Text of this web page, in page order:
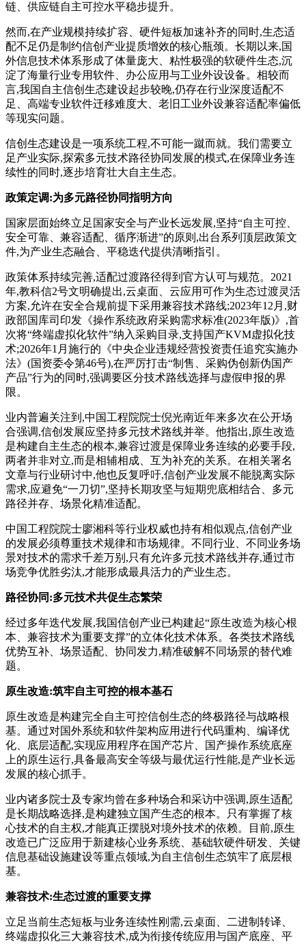
链、供应链自主可控水平稳步提升。
然而,在产业规模持续扩容、硬件短板加速补齐的同时,生态适
配不足仍是制约信创产业提质增效的核心瓶颈。长期以来,国
外信息技术体系形成了体量庞大、粘性极强的软硬件生态,沉
淀了海量行业专用软件、办公应用与工业外设设备。相较而
言,我国自主信创生态建设起步较晚,仍存在行业深度适配不
足、高端专业软件迁移难度大、老旧工业外设兼容适配率偏低
等现实问题。
信创生态建设是一项系统工程,不可能一蹴而就。我们需要立
足产业实际,探索多元技术路径协同发展的模式,在保障业务连
续性的同时,逐步培育壮大自主生态。
政策定调:为多元路径协同指明方向
国家层面始终立足国家安全与产业长远发展,坚持“自主可控、
安全可靠、兼容适配、循序渐进”的原则,出台系列顶层政策文
件,为产业生态融合、平稳迭代提供清晰指引。
政策体系持续完善,适配过渡路径得到官方认可与规范。2021
年,教科信2号文明确提出,云桌面、云应用可作为生态过渡灵活
方案,允许在安全合规前提下采用兼容技术路线;2023年12月,财
政部国库司印发《操作系统政府采购需求标准(2023年版)》,首
次将“终端虚拟化软件”纳入采购目录,支持国产KVM虚拟化技
术;2026年1月施行的《中央企业违规经营投资责任追究实施办
法》(国资委令第46号),在严厉打击“制售、采购伪创新伪国产
产品”行为的同时,强调要区分技术路线选择与虚假申报的界
限。
业内普遍关注到,中国工程院院士倪光南近年来多次在公开场
合强调,信创发展应坚持多元技术路线并举。他指出,原生改造
是构建自主生态的根本,兼容过渡是保障业务连续的必要手段,
两者并非对立,而是相辅相成、互为补充的关系。在相关署名
文章与行业研讨中,他也反复呼吁,信创产业发展不能脱离实际
需求,应避免“一刀切”,坚持长期攻坚与短期兜底相结合、多元
路径并存、场景化精准适配。
中国工程院院士廖湘科等行业权威也持有相似观点,信创产业
的发展必须尊重技术规律和市场规律。不同行业、不同业务场
景对技术的需求千差万别,只有允许多元技术路线并存,通过市
场竞争优胜劣汰,才能形成最具活力的产业生态。
路径协同:多元技术共促生态繁荣
经过多年迭代发展,我国信创产业已构建起“原生改造为核心根
本、兼容技术为重要支撑”的立体化技术体系。各类技术路线
优势互补、场景适配、协同发力,精准破解不同场景的替代难
题。
原生改造:筑牢自主可控的根本基石
原生改造是构建完全自主可控信创生态的终极路径与战略根
基。通过对国外系统和软件架构应用进行代码重构、编译优
化、底层适配,实现应用程序在国产芯片、国产操作系统底座
上的原生运行,具备最高安全等级与最优运行性能,是产业长远
发展的核心抓手。
业内诸多院士及专家均曾在多种场合和采访中强调,原生适配
是长期战略选择,是构建独立国产生态的根本。只有掌握了核
心技术的自主权,才能真正摆脱对境外技术的依赖。目前,原生
改造已广泛应用于新建核心业务系统、基础软硬件研发、关键
信息基础设施建设等重点领域,为自主信创生态筑牢了底层根
基。
兼容技术:生态过渡的重要支撑
立足当前生态短板与业务连续性刚需,云桌面、二进制转译、
终端虚拟化三大兼容技术,成为衔接传统应用与国产底座、平